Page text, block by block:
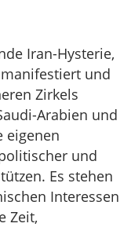
Iran-Hysterie,
und
Zirkels
Arabien und
eigenen
und
Es stehen
Interessen
Zeit,